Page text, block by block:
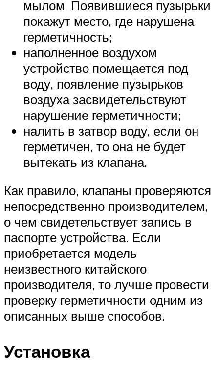
мылом. Появившиеся пузырьки
покажут место, где нарушена
герметичность;
наполненное воздухом
устройство помещается под
воду, появление пузырьков
воздуха засвидетельствуют
нарушение герметичности;
налить в затвор воду, если он
герметичен, то она не будет
вытекать из клапана.
Как правило, клапаны проверяются
непосредственно производителем,
о чем свидетельствует запись в
паспорте устройства. Если
приобретается модель
неизвестного китайского
производителя, то лучше провести
проверку герметичности одним из
описанных выше способов.
Установка